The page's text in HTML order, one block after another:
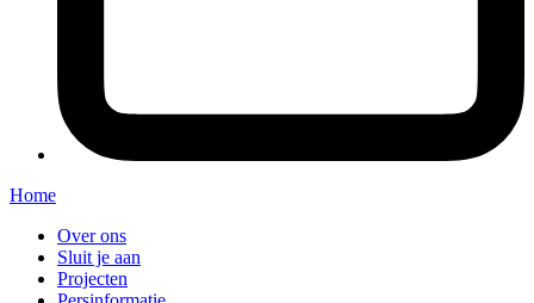
Home
Over ons
Sluit je aan
Projecten